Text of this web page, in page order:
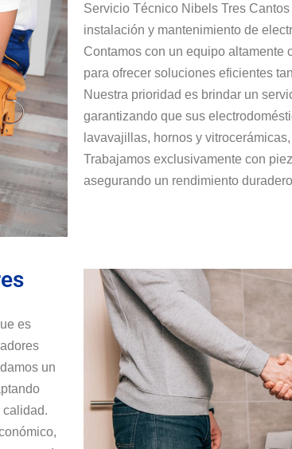
Servicio Técnico Nibels Tres
instalación y mantenimiento de
Contamos con un equipo altamente
para ofrecer soluciones eficientes
Nuestra prioridad es brindar un
garantizando que sus
lavavajillas, hornos y
Trabajamos exclusivamente con
asegurando un rendimiento
es
un
calidad.